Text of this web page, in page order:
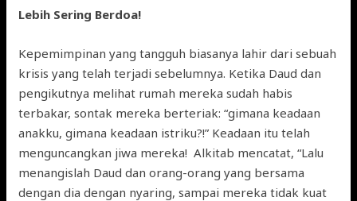
Lebih Sering Berdoa!
Kepemimpinan yang tangguh biasanya lahir dari sebuah
krisis yang telah terjadi sebelumnya. Ketika Daud dan
pengikutnya melihat rumah mereka sudah habis
terbakar, sontak mereka berteriak: “gimana keadaan
anakku, gimana keadaan istriku?!” Keadaan itu telah
menguncangkan jiwa mereka! Alkitab mencatat, “Lalu
menangislah Daud dan orang-orang yang bersama
dengan dia dengan nyaring, sampai mereka tidak kuat